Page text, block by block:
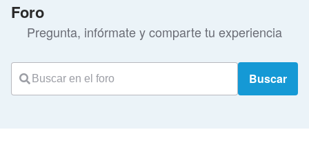
Foro
Pregunta, infórmate y comparte tu experiencia
Buscar